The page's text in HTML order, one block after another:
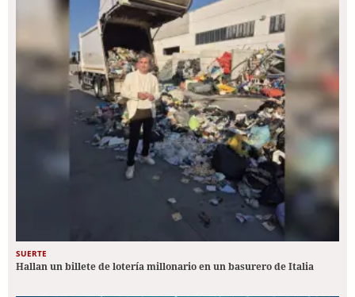
SUERTE
Hallan un billete de lotería millonario en un basurero de Italia